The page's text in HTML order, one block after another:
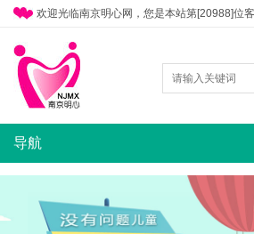
欢迎光临南京明心网，您是本站第[20988]位客
导航